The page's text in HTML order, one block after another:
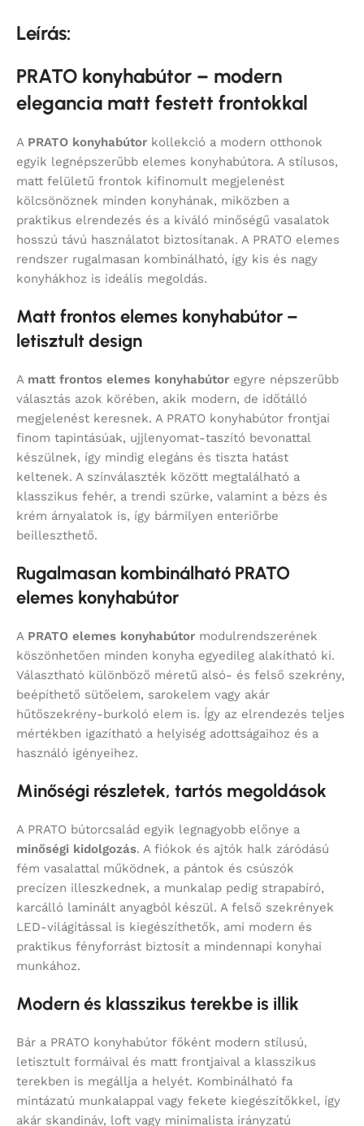
Leírás:
PRATO konyhabútor – modern
elegancia matt festett frontokkal
A PRATO konyhabútor kollekció a modern otthonok
egyik legnépszerűbb elemes konyhabútora. A stílusos,
matt felületű frontok kifinomult megjelenést
kölcsönöznek minden konyhának, miközben a
praktikus elrendezés és a kiváló minőségű vasalatok
hosszú távú használatot biztosítanak. A PRATO elemes
rendszer rugalmasan kombinálható, így kis és nagy
konyhákhoz is ideális megoldás.
Matt frontos elemes konyhabútor –
letisztult design
A matt frontos elemes konyhabútor egyre népszerűbb
választás azok körében, akik modern, de időtálló
megjelenést keresnek. A PRATO konyhabútor frontjai
finom tapintásúak, ujjlenyomat-taszító bevonattal
készülnek, így mindig elegáns és tiszta hatást
keltenek. A színválaszték között megtalálható a
klasszikus fehér, a trendi szürke, valamint a bézs és
krém árnyalatok is, így bármilyen enteriőrbe
beilleszthető.
Rugalmasan kombinálható PRATO
elemes konyhabútor
A PRATO elemes konyhabútor modulrendszerének
köszönhetően minden konyha egyedileg alakítható ki.
Választható különböző méretű alsó- és felső szekrény,
beépíthető sütőelem, sarokelem vagy akár
hűtőszekrény-burkoló elem is. Így az elrendezés teljes
mértékben igazítható a helyiség adottságaihoz és a
használó igényeihez.
Minőségi részletek, tartós megoldások
A PRATO bútorcsalád egyik legnagyobb előnye a
minőségi kidolgozás. A fiókok és ajtók halk záródású
fém vasalattal működnek, a pántok és csúszók
precízen illeszkednek, a munkalap pedig strapabíró,
karcálló laminált anyagból készül. A felső szekrények
LED-világítással is kiegészíthetők, ami modern és
praktikus fényforrást biztosít a mindennapi konyhai
munkához.
Modern és klasszikus terekbe is illik
Bár a PRATO konyhabútor főként modern stílusú,
letisztult formáival és matt frontjaival a klasszikus
terekben is megállja a helyét. Kombinálható fa
mintázatú munkalappal vagy fekete kiegészítőkkel, így
akár skandináv, loft vagy minimalista irányzatú